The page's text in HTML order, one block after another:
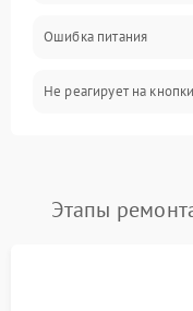
Ошибка питания
Не реагирует на кнопки
Этапы